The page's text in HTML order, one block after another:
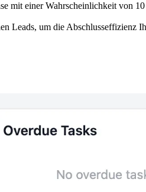
mit einer Wahrscheinlichkeit von
Leads, um die Abschlusseffizienz